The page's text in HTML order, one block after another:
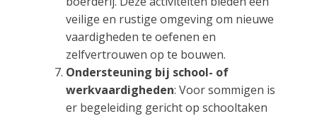
veilige en rustige omgeving om nieuwe
vaardigheden te oefenen en
zelfvertrouwen op te bouwen.
Ondersteuning bij school- of
werkvaardigheden: Voor sommigen is
er begeleiding gericht op schooltaken